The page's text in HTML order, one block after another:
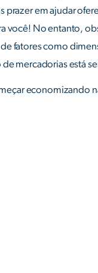
prazer em ajudar
você! No entanto,
fatores como
mercadorias está
economizando